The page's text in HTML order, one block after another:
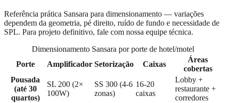
Referência prática Sansara para dimensionamento — variações
dependem da geometria, pé direito, ruído de fundo e necessidade de
SPL. Para projeto definitivo, fale com nossa equipe técnica.
Dimensionamento Sansara por porte de hotel/motel
Porte
Amplificador Setorização Caixas
Áreas
cobertas
Pousada
(até 30
quartos)
SL 200 (2×
100W)
SS 300 (4-6
zonas)
16-20
caixas
Lobby +
restaurante +
corredores